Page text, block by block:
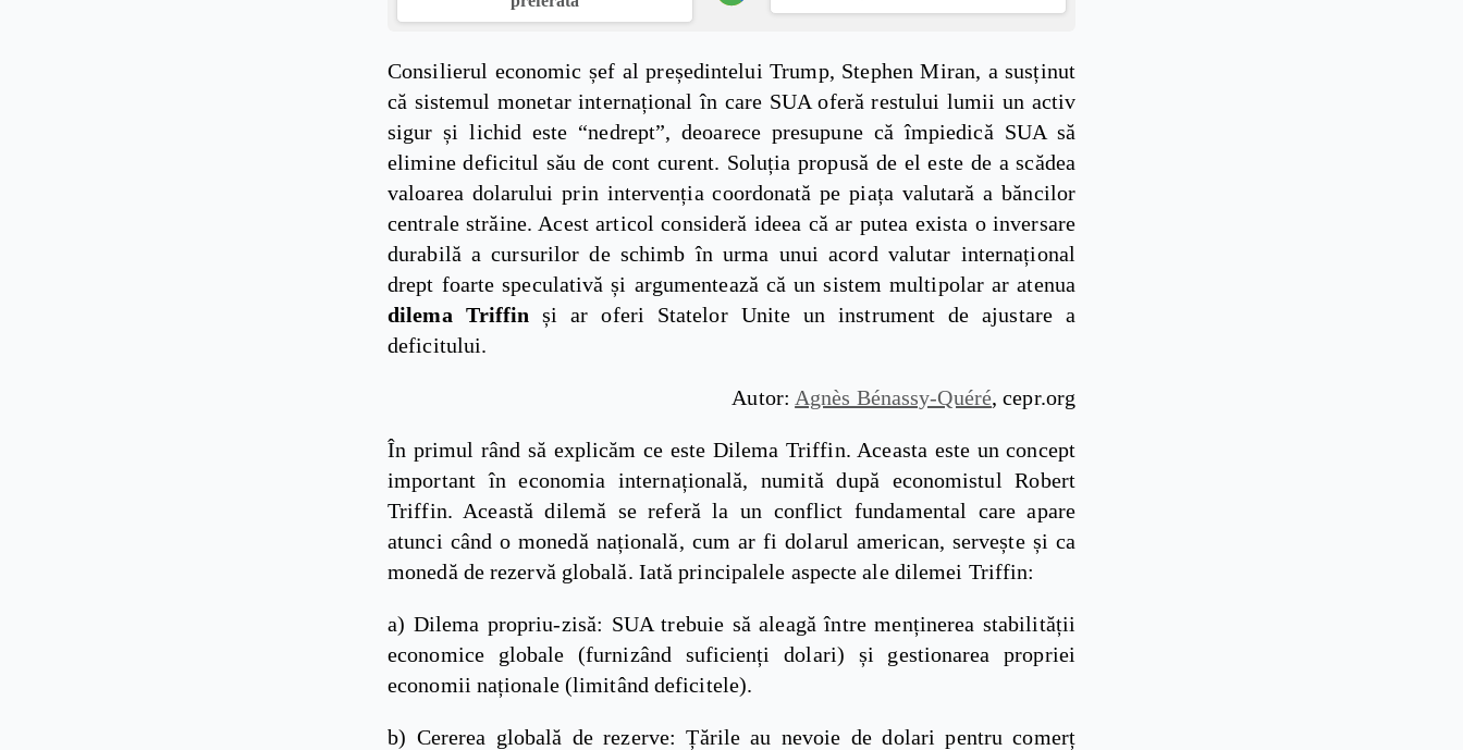
Consilierul economic șef al președintelui Trump, Stephen Miran, a susținut
că sistemul monetar internațional în care SUA oferă restului lumii un activ
sigur și lichid este “nedrept”, deoarece presupune că împiedică SUA să
elimine deficitul său de cont curent. Soluția propusă de el este de a scădea
valoarea dolarului prin intervenția coordonată pe piața valutară a băncilor
centrale străine. Acest articol consideră ideea că ar putea exista o inversare
durabilă a cursurilor de schimb în urma unui acord valutar internațional
drept foarte speculativă și argumentează că un sistem multipolar ar atenua
dilema Triffin și ar oferi Statelor Unite un instrument de ajustare a
deficitului.
Autor: Agnès Bénassy-Quéré, cepr.org
În primul rând să explicăm ce este Dilema Triffin. Aceasta este un concept
important în economia internațională, numită după economistul Robert
Triffin. Această dilemă se referă la un conflict fundamental care apare
atunci când o monedă națională, cum ar fi dolarul american, servește și ca
monedă de rezervă globală. Iată principalele aspecte ale dilemei Triffin:
a) Dilema propriu-zisă: SUA trebuie să aleagă între menținerea stabilității
economice globale (furnizând suficienți dolari) și gestionarea propriei
economii naționale (limitând deficitele).
b) Cererea globală de rezerve: Țările au nevoie de dolari pentru comerț